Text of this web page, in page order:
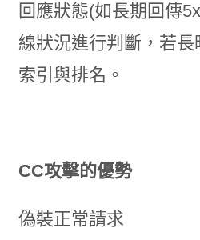
回應狀態(如長期回傳
線狀況進行判斷，若
索引與排名。
CC攻擊的優勢
偽裝正常請求